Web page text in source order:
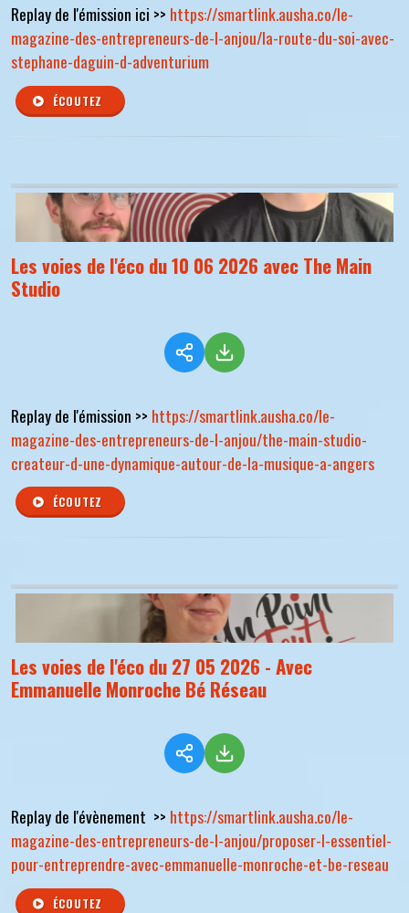
Replay de l'émission ici >> https://smartlink.ausha.co/le-
magazine-des-entrepreneurs-de-l-anjou/la-route-du-soi-avec-
stephane-daguin-d-adventurium
ÉCOUTEZ
Les voies de l'éco du 10 06 2026 avec The Main
Studio
Replay de l'émission >> https://smartlink.ausha.co/le-
magazine-des-entrepreneurs-de-l-anjou/the-main-studio-
createur-d-une-dynamique-autour-de-la-musique-a-angers
ÉCOUTEZ
Les voies de l'éco du 27 05 2026 - Avec
Emmanuelle Monroche Bé Réseau
Replay de l'évènement >> https://smartlink.ausha.co/le-
magazine-des-entrepreneurs-de-l-anjou/proposer-l-essentiel-
pour-entreprendre-avec-emmanuelle-monroche-et-be-reseau
ÉCOUTEZ